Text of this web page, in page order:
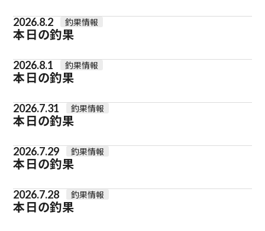
2026.8.2 釣果情報
本日の釣果
2026.8.1 釣果情報
本日の釣果
2026.7.31 釣果情報
本日の釣果
2026.7.29 釣果情報
本日の釣果
2026.7.28 釣果情報
本日の釣果